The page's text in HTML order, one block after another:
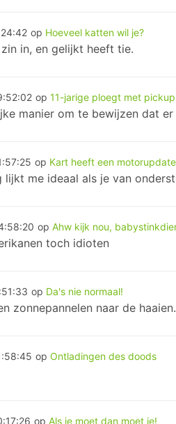
op Hoeveel katten wil je?
in, en gelijkt heeft tie.
op 11-jarige ploegt met
manier om te bewijzen dat
op Kart heeft een
lijkt me ideaal als je van
op Ahw kijk nou,
toch idioten
op Da's nie normaal!
zonnepannelen naar de
op Ontladingen des doods
op Als je moet dan moet je!